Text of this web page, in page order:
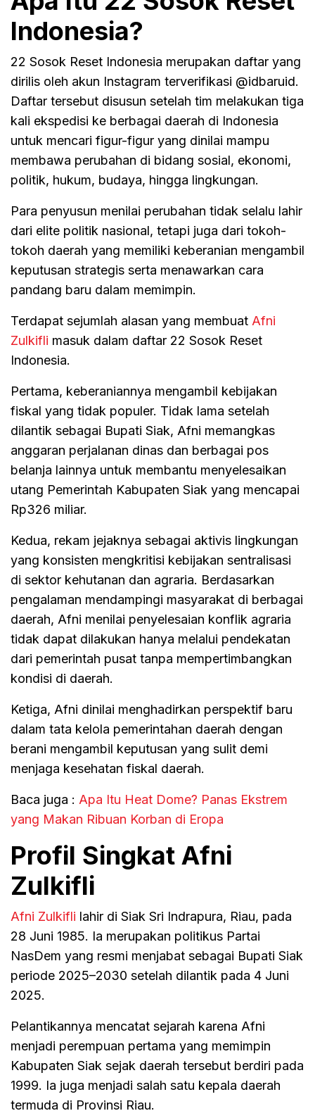
Indonesia?
22 Sosok Reset Indonesia merupakan daftar yang
dirilis oleh akun Instagram terverifikasi @idbaruid.
Daftar tersebut disusun setelah tim melakukan tiga
kali ekspedisi ke berbagai daerah di Indonesia
untuk mencari figur-figur yang dinilai mampu
membawa perubahan di bidang sosial, ekonomi,
politik, hukum, budaya, hingga lingkungan.
Para penyusun menilai perubahan tidak selalu lahir
dari elite politik nasional, tetapi juga dari tokoh-
tokoh daerah yang memiliki keberanian mengambil
keputusan strategis serta menawarkan cara
pandang baru dalam memimpin.
Terdapat sejumlah alasan yang membuat Afni
Zulkifli masuk dalam daftar 22 Sosok Reset
Indonesia.
Pertama, keberaniannya mengambil kebijakan
fiskal yang tidak populer. Tidak lama setelah
dilantik sebagai Bupati Siak, Afni memangkas
anggaran perjalanan dinas dan berbagai pos
belanja lainnya untuk membantu menyelesaikan
utang Pemerintah Kabupaten Siak yang mencapai
Rp326 miliar.
Kedua, rekam jejaknya sebagai aktivis lingkungan
yang konsisten mengkritisi kebijakan sentralisasi
di sektor kehutanan dan agraria. Berdasarkan
pengalaman mendampingi masyarakat di berbagai
daerah, Afni menilai penyelesaian konflik agraria
tidak dapat dilakukan hanya melalui pendekatan
dari pemerintah pusat tanpa mempertimbangkan
kondisi di daerah.
Ketiga, Afni dinilai menghadirkan perspektif baru
dalam tata kelola pemerintahan daerah dengan
berani mengambil keputusan yang sulit demi
menjaga kesehatan fiskal daerah.
Baca juga : Apa Itu Heat Dome? Panas Ekstrem
yang Makan Ribuan Korban di Eropa
Profil Singkat Afni
Zulkifli
Afni Zulkifli lahir di Siak Sri Indrapura, Riau, pada
28 Juni 1985. Ia merupakan politikus Partai
NasDem yang resmi menjabat sebagai Bupati Siak
periode 2025–2030 setelah dilantik pada 4 Juni
2025.
Pelantikannya mencatat sejarah karena Afni
menjadi perempuan pertama yang memimpin
Kabupaten Siak sejak daerah tersebut berdiri pada
1999. Ia juga menjadi salah satu kepala daerah
termuda di Provinsi Riau.